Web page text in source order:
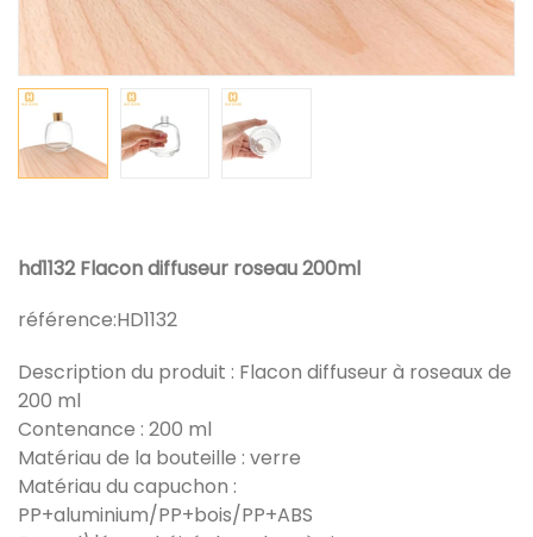
hd1132 Flacon diffuseur roseau 200ml
référence:HD1132
Description du produit : Flacon diffuseur à roseaux de
200 ml
Contenance : 200 ml
Matériau de la bouteille : verre
Matériau du capuchon :
PP+aluminium/PP+bois/PP+ABS